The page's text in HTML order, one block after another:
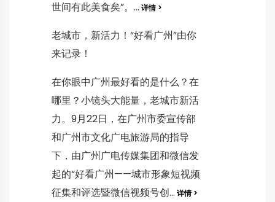
世间有此美食矣”。... 详情 >
老城市，新活力！“好看广州”由你
来记录！
在你眼中广州最好看的是什么？在
哪里？小镜头大能量，老城市新活
力。9月22日，在广州市委宣传部
和广州市文化广电旅游局的指导
下，由广州广电传媒集团和微信发
起的“好看广州——城市形象短视频
征集和评选暨微信视频号创... 详情 >